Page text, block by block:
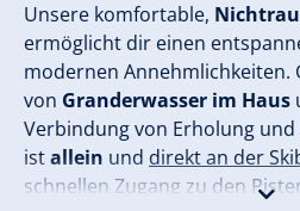
Unsere komfortable,
ermöglicht dir einen
modernen Annehmlichkeiten.
von Granderwasser im Haus
Verbindung von Erholung
istallein und direkt an der
schnellen Zugang zu den